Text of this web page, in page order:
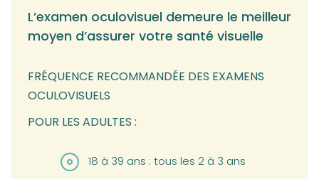
L’examen oculovisuel demeure le meilleur
moyen d’assurer votre santé visuelle
FRÉQUENCE RECOMMANDÉE DES EXAMENS
OCULOVISUELS
POUR LES ADULTES :
18 à 39 ans : tous les 2 à 3 ans